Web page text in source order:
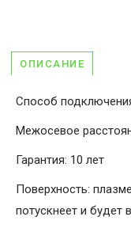
ОПИСАНИЕ
Способ
Межосевое
Гарантия: 10 лет
Поверхность:
потускнеет и будет